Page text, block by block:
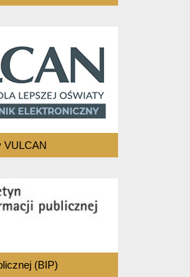
VULCAN
(BIP)